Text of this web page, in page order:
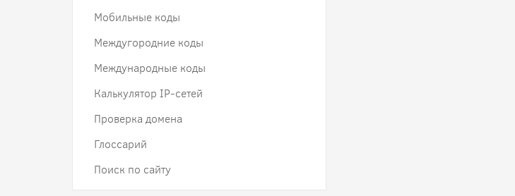
Мобильные коды
Междугородние коды
Международные коды
Калькулятор IP-сетей
Проверка домена
Глоссарий
Поиск по сайту